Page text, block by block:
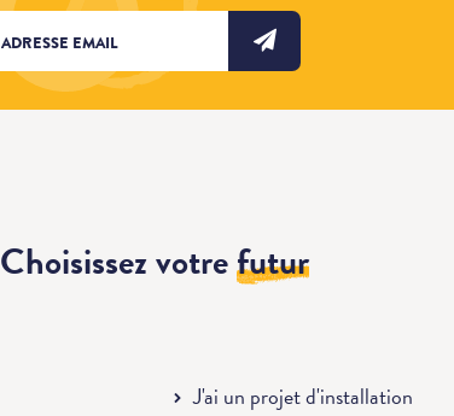
Choisissez votrefutur
J'ai un projet d'installation